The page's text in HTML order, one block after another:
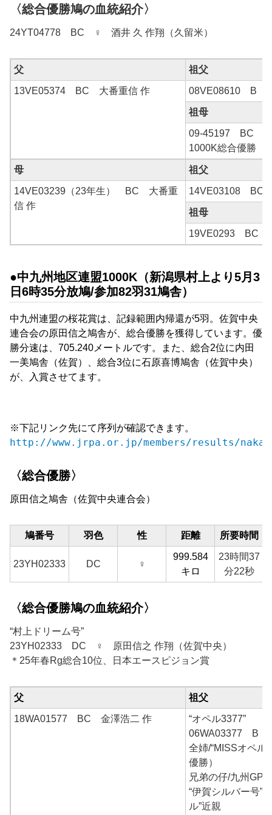
〈総合優勝鳩の血統紹介〉
24YT04778 BC ♀ 酒井 久 作翔（久留米）
父 祖父
13VE05374 BC 大番重信 作 08VE08610 B
祖母
09-45197 BC 伊
1000K総合優勝
母 祖父
14VE03239（23年生） BC 大番重
信 作
14VE03108 BC
祖母
19VE0293 BC
●中九州地区連盟1000K（新潟県村上より5月3
日6時35分放鳩/参加82羽31鳩舎）
中九州連盟の桜花賞は、記録範囲内帰還が5羽。 佐賀中央
連合会の原田信之鳩舎が、総合優勝を獲得しています。優
勝分速は、 705.240メートルです。また、 総合2位に内田
一美鳩舎（佐賀）、総合3位に石原喜博鳩舎（佐賀中央）
が、入賞させてます。
※下記リンク先にて序列が確認できます。
http://www.jrpa.or.jp/members/results/
〈総合優勝〉
原田信之鳩舎（佐賀中央連合会）
鳩番号 羽色 性 距離 所要時間
23YH02333 DC ♀
999.584
キロ
23時間37
分22秒
〈総合優勝鳩の血統紹介〉
“村上ドリーム号”
23YH02333 DC ♀ 原田信之 作翔（佐賀中央）
＊25年春Rg総合10位、日本エースピジョン賞
父 祖父
18WA01577 BC 金澤浩二 作
“オペル3377”
06WA03377 B
全姉/“MISSオペル
優勝）
兄弟の仔/九州
“伊賀シルバー号
ル”近親